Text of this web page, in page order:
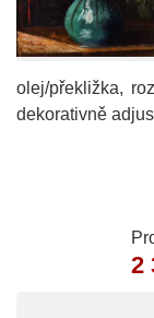
olej/překližka,
dekorativně
2